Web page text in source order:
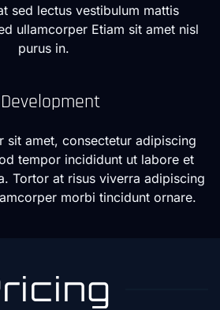
sed lectus vestibulum mattis
ullamcorper Etiam sit amet nisl
purus in.
Development
sit amet, consectetur adipiscing
tempor incididunt ut labore et
Tortor at risus viverra adipiscing
morbi tincidunt ornare.